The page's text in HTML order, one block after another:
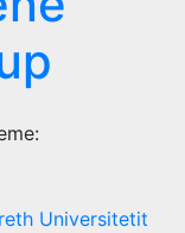
Universitetit